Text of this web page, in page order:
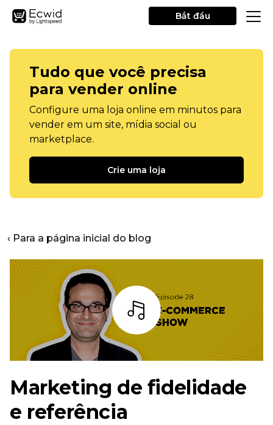
Bắt đầu
Tudo que você precisa
para vender online
Configure uma loja online em minutos para
vender em um site, mídia social ou
marketplace.
Crie uma loja
‹ Para a página inicial do blog
Ouça
Marketing de fidelidade
e referência